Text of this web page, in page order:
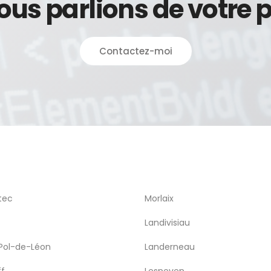
parlions de votre
Contactez-moi
de-Léon
Morlaix
Landivisiau
Landerneau